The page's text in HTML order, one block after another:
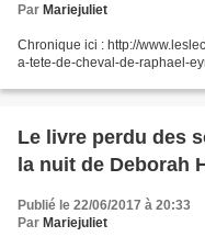
Par Mariejuliet
Chronique ici : http://
a-tete-de-cheval-de-raphael-
Le livre perdu des
la nuit de Deborah
Publié le 22/06/2017 à 20:33
Par Mariejuliet